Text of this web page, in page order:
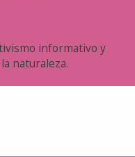
informativo y
naturaleza.